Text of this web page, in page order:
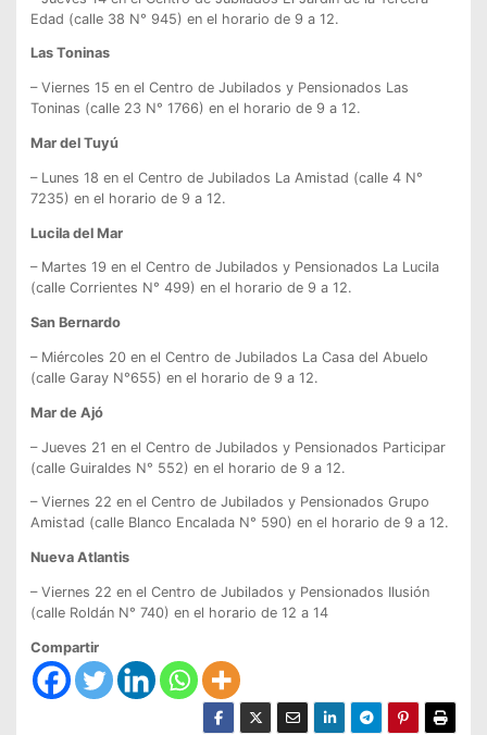
Edad (calle 38 N° 945) en el horario de 9 a 12.
Las Toninas
– Viernes 15 en el Centro de Jubilados y Pensionados Las
Toninas (calle 23 N° 1766) en el horario de 9 a 12.
Mar del Tuyú
– Lunes 18 en el Centro de Jubilados La Amistad (calle 4 N°
7235) en el horario de 9 a 12.
Lucila del Mar
– Martes 19 en el Centro de Jubilados y Pensionados La Lucila
(calle Corrientes N° 499) en el horario de 9 a 12.
San Bernardo
– Miércoles 20 en el Centro de Jubilados La Casa del Abuelo
(calle Garay N°655) en el horario de 9 a 12.
Mar de Ajó
– Jueves 21 en el Centro de Jubilados y Pensionados Participar
(calle Guiraldes N° 552) en el horario de 9 a 12.
– Viernes 22 en el Centro de Jubilados y Pensionados Grupo
Amistad (calle Blanco Encalada N° 590) en el horario de 9 a 12.
Nueva Atlantis
– Viernes 22 en el Centro de Jubilados y Pensionados Ilusión
(calle Roldán N° 740) en el horario de 12 a 14
Compartir